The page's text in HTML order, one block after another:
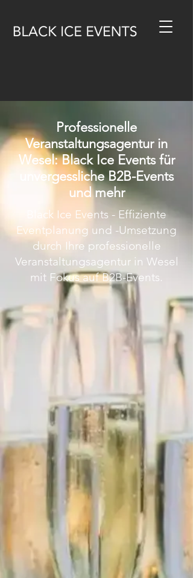
Professionelle
Veranstaltungsagentur in
Wesel: Black Ice Events für
unvergessliche B2B-Events
und mehr
Black Ice Events - Effiziente
Eventplanung und -Umsetzung
durch Ihre professionelle
Veranstaltungsagentur in Wesel
mit Fokus auf B2B-Events.